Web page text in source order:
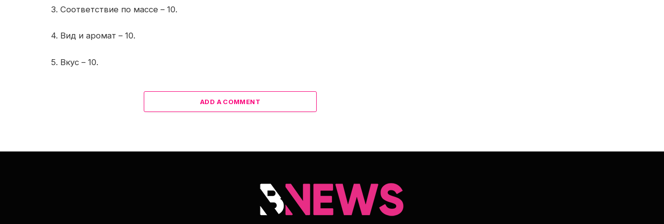
3. Соответствие по массе – 10.
4. Вид и аромат – 10.
5. Вкус – 10.
ADD A COMMENT